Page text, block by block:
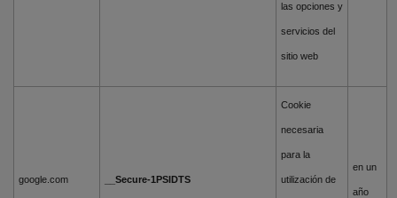
las opciones y
servicios del
sitio web
google.com __Secure-1PSIDTS
Cookie
necesaria
para la
utilización de
en un
año